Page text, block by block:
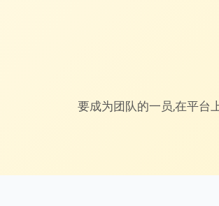
要成为团队的一员,在平台